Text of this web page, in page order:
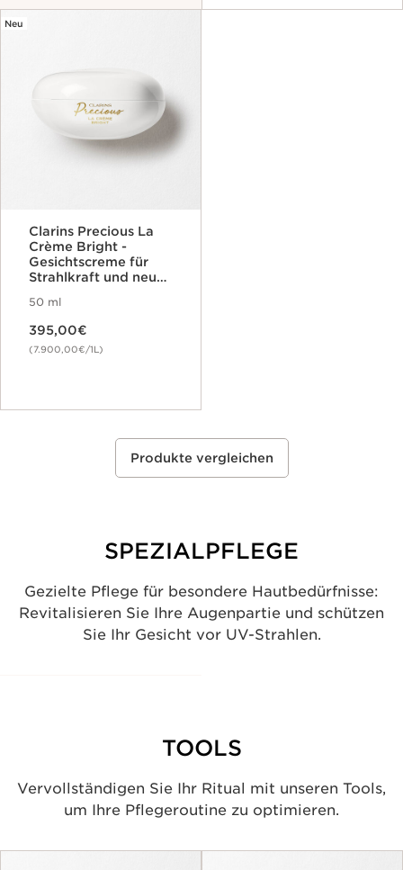
Crème Bright -
Gesichtscreme für
Strahlkraft und neue
Vitalität
50 ml
Aktueller Preis 395,00€
395,00€
(7.900,00€/1L)
Produkte vergleichen
Revitalisieren Sie Ihre Augenpartie und schützen
Sie Ihr Gesicht vor UV-Strahlen.
um Ihre Pflegeroutine zu optimieren.